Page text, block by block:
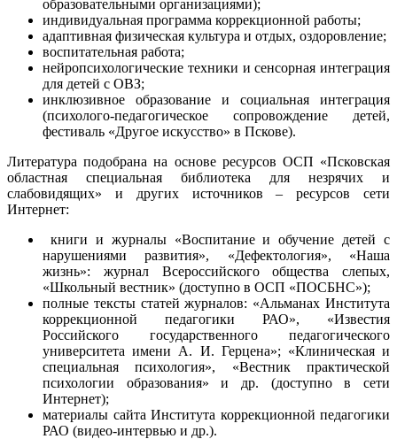
образовательными организациями);
индивидуальная программа коррекционной работы;
адаптивная физическая культура и отдых, оздоровление;
воспитательная работа;
нейропсихологические техники и сенсорная интеграция
для детей с ОВЗ;
инклюзивное образование и социальная интеграция
(психолого-педагогическое сопровождение детей,
фестиваль «Другое искусство» в Пскове).
Литература подобрана на основе ресурсов ОСП «Псковская
областная специальная библиотека для незрячих и
слабовидящих» и других источников – ресурсов сети
Интернет:
книги и журналы «Воспитание и обучение детей с
нарушениями развития», «Дефектология», «Наша
жизнь»: журнал Всероссийского общества слепых,
«Школьный вестник» (доступно в ОСП «ПОСБНС»);
полные тексты статей журналов: «Альманах Института
коррекционной педагогики РАО», «Известия
Российского государственного педагогического
университета имени А. И. Герцена»; «Клиническая и
специальная психология», «Вестник практической
психологии образования» и др. (доступно в сети
Интернет);
материалы сайта Института коррекционной педагогики
РАО (видео-интервью и др.).